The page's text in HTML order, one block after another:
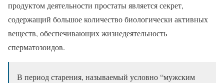
продуктом деятельности простаты является секрет,
содержащий большое количество биологически активных
веществ, обеспечивающих жизнедеятельность
сперматозоидов.
В период старения, называемый условно “мужским